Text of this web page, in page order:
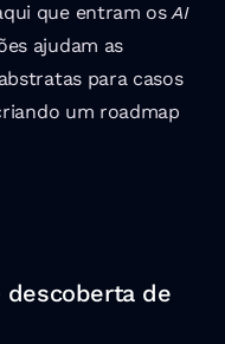
que entram os AI
ajudam as
para casos
um roadmap
de